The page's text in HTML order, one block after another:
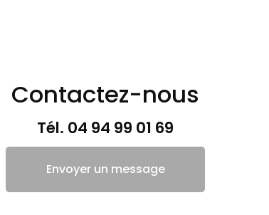
Contactez-nous
Tél. 04 94 99 01 69
Envoyer un message